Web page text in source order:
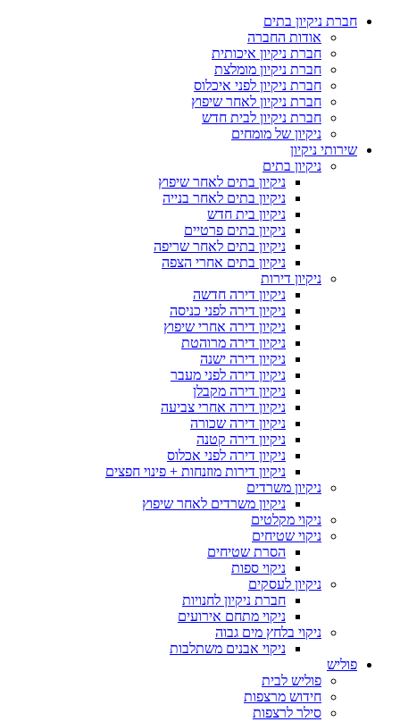
חברת ניקיון בתים
אודות החברה
חברת ניקיון איכותית
חברת ניקיון מומלצת
חברת ניקיון לפני איכלוס
חברת ניקיון לאחר שיפוץ
חברת ניקיון לבית חדש
ניקיון של מומחים
שירותי ניקיון
ניקיון בתים
ניקיון בתים לאחר שיפוץ
ניקיון בתים לאחר בנייה
ניקיון בית חדש
ניקיון בתים פרטיים
ניקיון בתים לאחר שריפה
ניקיון בתים אחרי הצפה
ניקיון דירות
ניקיון דירה חדשה
ניקיון דירה לפני כניסה
ניקיון דירה אחרי שיפוץ
ניקיון דירה מרוהטת
ניקיון דירה ישנה
ניקיון דירה לפני מעבר
ניקיון דירה מקבלן
ניקיון דירה אחרי צביעה
ניקיון דירה שכורה
ניקיון דירה קטנה
ניקיון דירה לפני אכלוס
ניקיון דירות מוזנחות + פינוי חפצים
ניקיון משרדים
ניקיון משרדים לאחר שיפוץ
ניקוי מקלטים
ניקוי שטיחים
הסרת שטיחים
ניקוי ספות
ניקיון לעסקים
חברת ניקיון לחנויות
ניקוי מתחם אירועים
ניקוי בלחץ מים גבוה
ניקוי אבנים משתלבות
פוליש
פוליש לבית
חידוש מרצפות
סילר לרצפות